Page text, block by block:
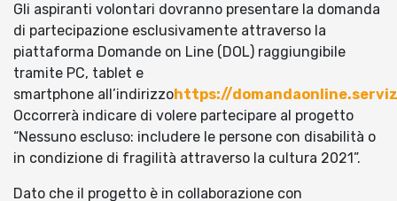
Gli aspiranti volontari dovranno presentare la domanda
di partecipazione esclusivamente attraverso la
piattaforma Domande on Line (DOL) raggiungibile
tramite PC, tablet e
smartphone all’indirizzohttps://
Occorrerà indicare di volere partecipare al progetto
“Nessuno escluso: includere le persone con disabilità o
in condizione di fragilità attraverso la cultura 2021”.
Dato che il progetto è in collaborazione con